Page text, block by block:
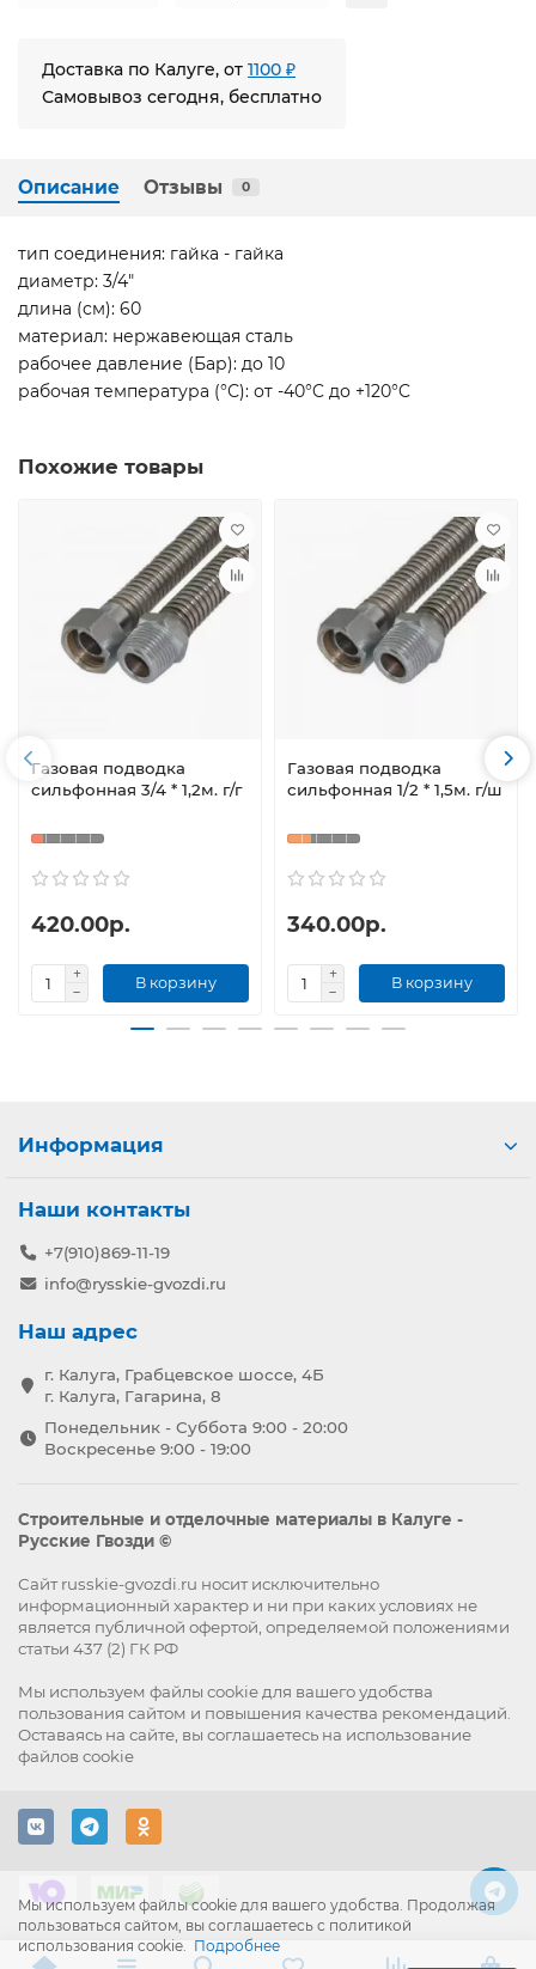
Доставка по Калуге, от 1100 ₽
Самовывоз сегодня, бесплатно
Описание Отзывы 0
тип соединения: гайка - гайка
диаметр: 3/4"
длина (см): 60
материал: нержавеющая сталь
рабочее давление (Бар): до 10
рабочая температура (°С): от -40°C до +120°C
Похожие товары
Газовая подводка
сильфонная 3/4 * 1,2м. г/г
420.00р.
В корзину
Газовая подводка
сильфонная 1/2 * 1,5м. г/ш
340.00р.
В корзину
Мы используем файлы cookie для вашего удобства. Продолжая
пользоваться сайтом, вы соглашаетесь с политикой
использования cookie. Подробнее
Информация
Наши контакты
+7(910)869-11-19
info@rysskie-gvozdi.ru
Наш адрес
г. Калуга, Грабцевское шоссе, 4Б
г. Калуга, Гагарина, 8
Понедельник - Суббота 9:00 - 20:00
Воскресенье 9:00 - 19:00
Строительные и отделочные материалы в Калуге -
Русские Гвозди ©
Сайт russkie-gvozdi.ru носит исключительно
информационный характер и ни при каких условиях не
является публичной офертой, определяемой положениями
статьи 437 (2) ГК РФ
Мы используем файлы cookie для вашего удобства
пользования сайтом и повышения качества рекомендаций.
Оставаясь на сайте, вы соглашаетесь на использование
файлов cookie